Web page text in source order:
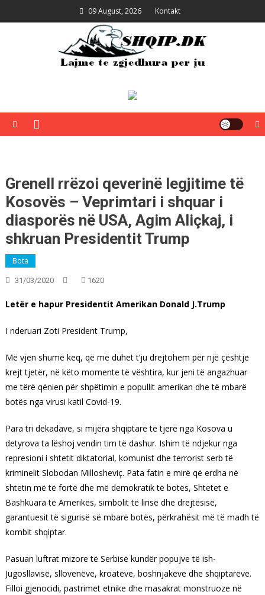
to
09 August, 2026 Kontakt
Grenell rrëzoi qeverinë legjitime të
Kosovës – Veprimtari i shquar i
diasporës në USA, Agim Aliçkaj, i
shkruan Presidentit Trump
Bota
31/03/2020 1620
Letër e hapur Presidentit Amerikan Donald J.Trump
I nderuari Zoti President Trump,
Më vjen shumë keq, që më duhet t’ju drejtohem për një çështje
krejt tjetër, në këto momente të vështira, kur jeni të angazhuar
me tërë qënien për shpëtimin e popullit amerikan dhe të mbarë
botës nga virusi katil Covid-19.
Para tri dekadave, si mijëra shqiptarë të tjerë nga Kosova u
detyrova ta lëshoj vendin tim të dashur. Ishim të ndjekur nga
represioni i shtetit diktatorial, komunist dhe terrorist serb të
kriminelit Slobodan Millosheviç. Pata fatin e mirë që erdha në
shtetin më të fortë dhe më demokratik të botës, Shtetet e
Bashkuara të Amerikës, simbolit të lirisë dhe drejtësisë,
garantuesit të sigurisë së mbarë botës, përkrahësit më të madh të
kombit shqiptar.
Pasuan luftrat mizore të Serbisë kundër popujve të ish-
Jugosllavisë, sllovenëve, kroatëve, boshnjakëve dhe shqiptarëve.
Filloi gjenocidi, pastrimet etnike dhe masakrat monstruoze në